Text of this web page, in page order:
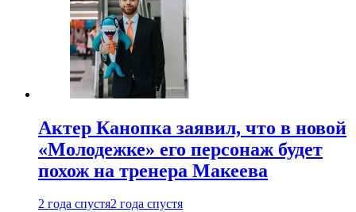
Актер Канопка заявил, что в новой
«Молодежке» его персонаж будет
похож на тренера Макеева
2 года спустя2 года спустя